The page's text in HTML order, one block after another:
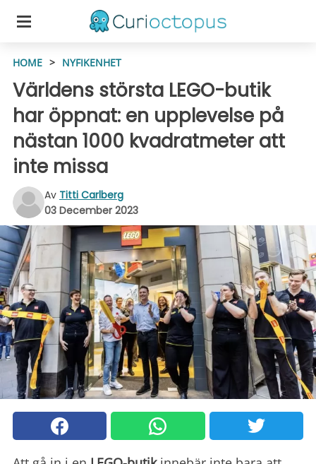
HOME > NYFIKENHET
Världens största LEGO-butik
har öppnat: en upplevelse på
nästan 1000 kvadratmeter att
inte missa
Av Titti Carlberg
03 December 2023